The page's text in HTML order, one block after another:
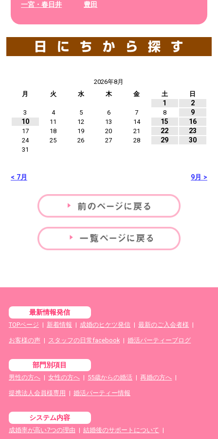
一宮・春日井
豊田
2026年8月
月
火 水 木 金 土 日
1 2
3 4 5 6 7 8
9
10
11 12 13 14 15 16
17 18 19 20 21 22 23
24 25 26 27 28 29 30
31
< 7月 9月 >
最新情報発信
TOPページ | 新着情報 | 成婚のヒケツ発信 | 最新のご入会者様 |
お客様の声| スタッフの日常facebook | 婚活パーティーブログ
部門別項目
男性の方へ| 女性の方へ | 55歳からの婚活 | 再婚の方へ |
提携法人会員様専用 | 婚活パーティー情報
システム内容
成婚率が高い7つの理由 | 結婚後のサポートについて |